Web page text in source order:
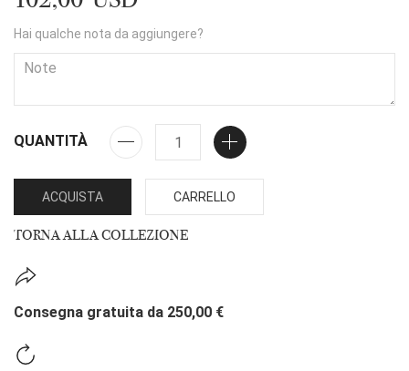
Hai qualche nota da aggiungere?
QUANTITÀ
ACQUISTA CARRELLO
TORNA ALLA COLLEZIONE
Consegna gratuita da 250,00 €